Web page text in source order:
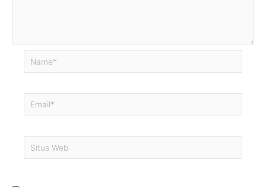
Name*
Email*
Situs
Web